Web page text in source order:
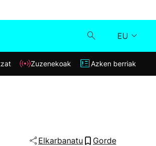
EU
Klisk
Zuzenekoak Azken berriak
Elkarbanatu Gorde